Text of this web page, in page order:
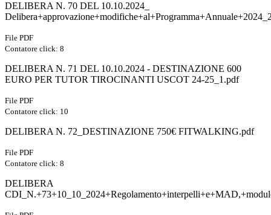
DELIBERA N. 70 DEL 10.10.2024_
File PDF
Contatore click: 8
DELIBERA N. 71 DEL 10.10.2024 - DESTINAZIONE 600
EURO PER TUTOR TIROCINANTI USCOT 24-25_1.pdf
File PDF
Contatore click: 10
DELIBERA N. 72_DESTINAZIONE 750€ FITWALKING.pdf
File PDF
Contatore click: 8
DELIBERA